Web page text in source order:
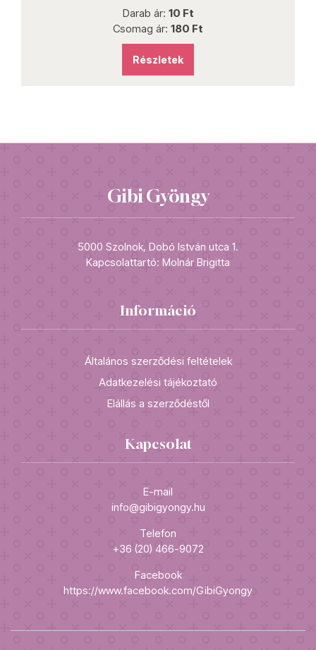
Darab ár: 10 Ft
Csomag ár: 180 Ft
Részletek
Gibi Gyöngy
5000 Szolnok, Dobó István utca 1.
Kapcsolattartó: Molnár Brigitta
Információ
Általános szerződési feltételek
Adatkezelési tájékoztató
Elállás a szerződéstől
Kapcsolat
E-mail
info@gibigyongy.hu
Telefon
+36 (20) 466-9072
Facebook
https://www.facebook.com/GibiGyongy